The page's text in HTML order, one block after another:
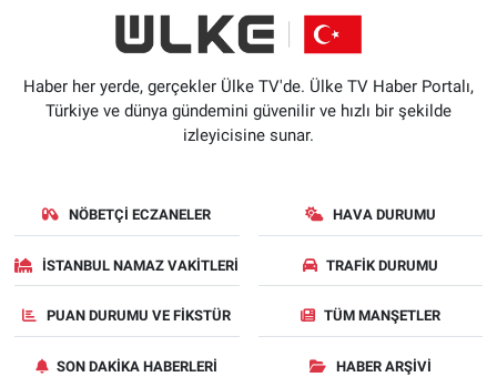
Haber her yerde, gerçekler Ülke TV'de. Ülke TV Haber Portalı,
Türkiye ve dünya gündemini güvenilir ve hızlı bir şekilde
izleyicisine sunar.
NÖBETÇI ECZANELER HAVA DURUMU
İSTANBUL NAMAZ VAKITLERI TRAFIK DURUMU
PUAN DURUMU VE FIKSTÜR TÜM MANŞETLER
SON DAKIKA HABERLERI HABER ARŞIVI